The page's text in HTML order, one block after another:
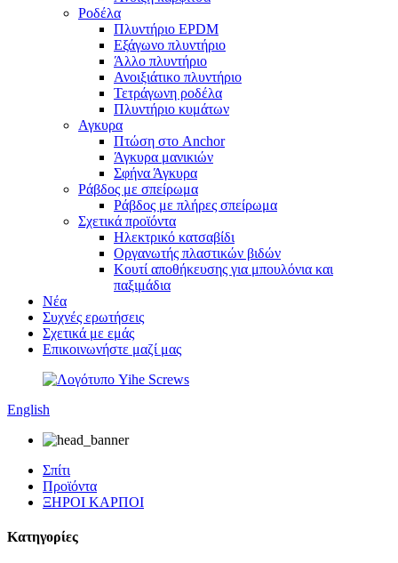
Ροδέλα
Πλυντήριο EPDM
Εξάγωνο πλυντήριο
Άλλο πλυντήριο
Ανοιξιάτικο πλυντήριο
Τετράγωνη ροδέλα
Πλυντήριο κυμάτων
Αγκυρα
Πτώση στο Anchor
Άγκυρα μανικιών
Σφήνα Άγκυρα
Ράβδος με σπείρωμα
Ράβδος με πλήρες σπείρωμα
Σχετικά προϊόντα
Ηλεκτρικό κατσαβίδι
Οργανωτής πλαστικών βιδών
Κουτί αποθήκευσης για μπουλόνια και
παξιμάδια
Νέα
Συχνές ερωτήσεις
Σχετικά με εμάς
Επικοινωνήστε μαζί μας
English
Σπίτι
Προϊόντα
ΞΗΡΟΙ ΚΑΡΠΟΙ
Κατηγορίες